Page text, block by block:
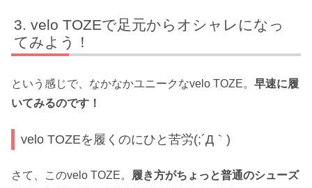
velo TOZEで足元からオシャレになっ
てみよう！
という感じで、なかなかユニークなvelo TOZE。 早速に履
いてみるのです！
velo TOZEを履くのにひと苦労(;´Д｀)
さて、このvelo TOZE。
履き方がちょっと普通のシューズ